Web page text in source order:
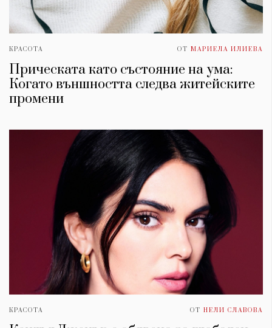
КРАСОТА ОТ МАРИЕЛА ИЛИЕВА
Прическата като състояние на ума:
Когато външността следва житейските
промени
КРАСОТА ОТ НЕЛИ СЛАВОВА